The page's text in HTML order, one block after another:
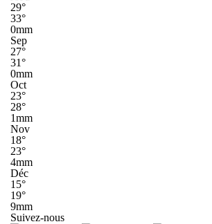
29°
33°
0mm
Sep
27°
31°
0mm
Oct
23°
28°
1mm
Nov
18°
23°
4mm
Déc
15°
19°
9mm
Suivez-nous